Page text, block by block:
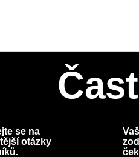
se na
otázky